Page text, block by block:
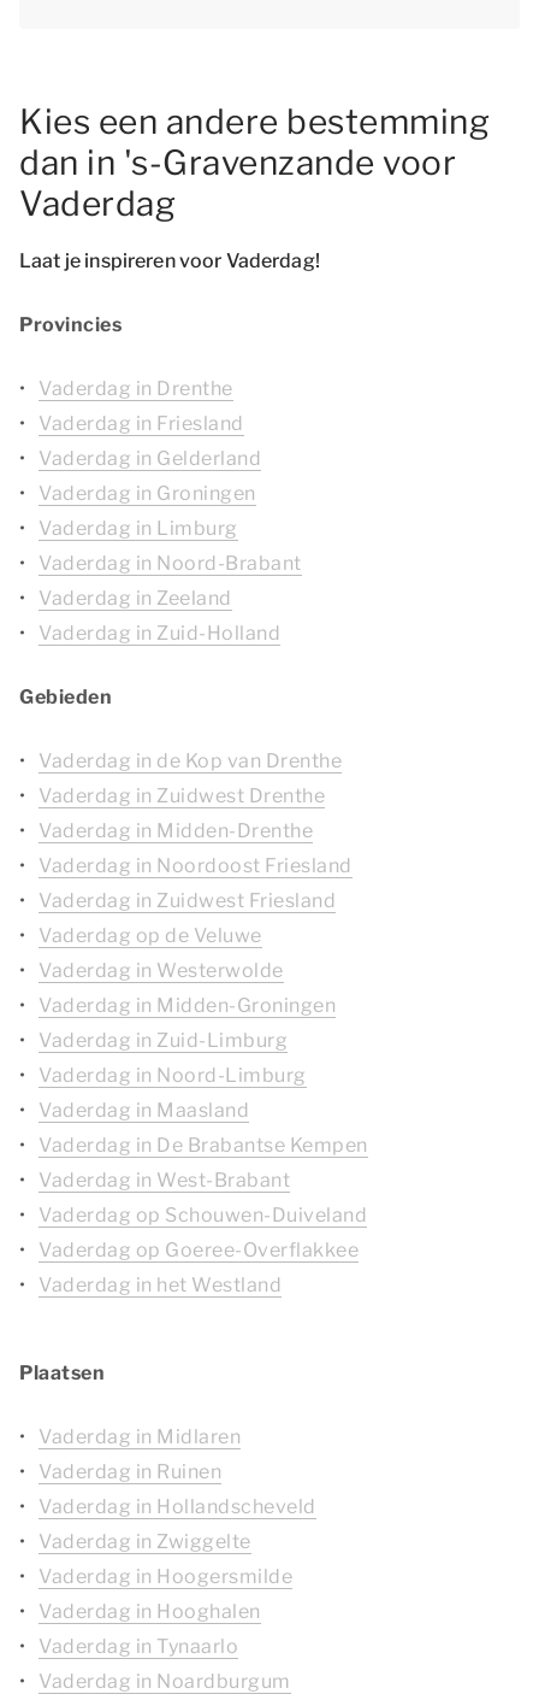
Kies een andere bestemming
dan in 's-Gravenzande voor
Vaderdag
Laat je inspireren voor Vaderdag!
Provincies
Vaderdag in Drenthe
Vaderdag in Friesland
Vaderdag in Gelderland
Vaderdag in Groningen
Vaderdag in Limburg
Vaderdag in Noord-Brabant
Vaderdag in Zeeland
Vaderdag in Zuid-Holland
Gebieden
Vaderdag in de Kop van Drenthe
Vaderdag in Zuidwest Drenthe
Vaderdag in Midden-Drenthe
Vaderdag in Noordoost Friesland
Vaderdag in Zuidwest Friesland
Vaderdag op de Veluwe
Vaderdag in Westerwolde
Vaderdag in Midden-Groningen
Vaderdag in Zuid-Limburg
Vaderdag in Noord-Limburg
Vaderdag in Maasland
Vaderdag in De Brabantse Kempen
Vaderdag in West-Brabant
Vaderdag op Schouwen-Duiveland
Vaderdag op Goeree-Overflakkee
Vaderdag in het Westland
Plaatsen
Vaderdag in Midlaren
Vaderdag in Ruinen
Vaderdag in Hollandscheveld
Vaderdag in Zwiggelte
Vaderdag in Hoogersmilde
Vaderdag in Hooghalen
Vaderdag in Tynaarlo
Vaderdag in Noardburgum